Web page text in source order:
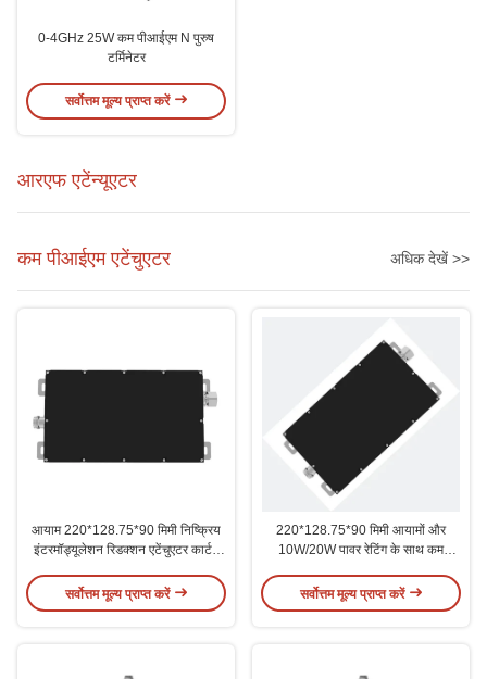
0-4GHz 25W कम पीआईएम N पुरुष
टर्मिनेटर
सर्वोत्तम मूल्य प्राप्त करें
आरएफ एटेंन्यूएटर
कम पीआईएम एटेंचुएटर अधिक देखें >>
आयाम 220*128.75*90 मिमी निष्क्रिय
इंटरमॉड्यूलेशन रिडक्शन एटेंचुएटर कार्टन
सर्वोत्तम मूल्य प्राप्त करें
220*128.75*90 मिमी आयामों और
10W/20W पावर रेटिंग के साथ कम
सर्वोत्तम मूल्य प्राप्त करें